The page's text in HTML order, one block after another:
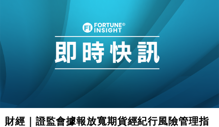
財經｜證監會據報放寬期貨經紀行風險管理指